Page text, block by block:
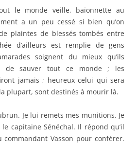
Vasson pour conférer.
: il me répond qu’il ne
ce n’est pas le moment.
soif. Je décide de rentrer au PC
matin. Le tout est de le trouver.
arrive et trouve quelques amis de la
capitaine Sénéchal ? Ils l’ont perdu.
dans mon trou : c’est une grande
à me moquer du bombardement.
fois. À présent, zut ! Je mange un